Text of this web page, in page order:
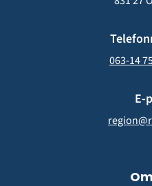
063-14
E-